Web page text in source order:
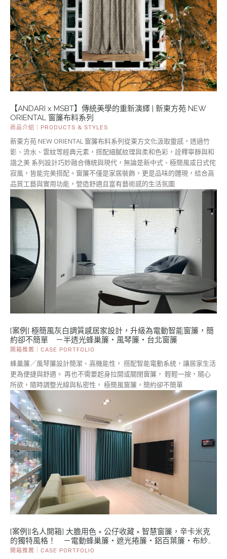
【ANDARI x MSBT】傳統美學的重新演繹 | 新東方苑 NEW
ORIENTAL 窗簾布料系列
商品介紹｜PRODUCTS & STYLES
新東方苑 NEW ORIENTAL 窗簾布料系列從東方文化汲取靈感，透過竹
影、流水、雲紋等經典元素，搭配細膩紋理與柔和色彩，詮釋寧靜與和
諧之美 系列設計巧妙融合傳統與現代，無論是新中式、極簡風或日式侘
寂風，皆能完美搭配。窗簾不僅是家居裝飾，更是品味的體現，結合高
品質工藝與實用功能，營造舒適且富有藝術感的生活氛圍
[案例] 極簡風灰白調質感居家設計，升級為電動智能窗簾，簡
約卻不簡單 －半透光蜂巢簾・風琴簾・台北窗簾
開箱推薦｜CASE PORTFOLIO
蜂巢簾／風琴簾設計簡潔、高機能性， 搭配智能電動系統，讓居家生活
更為便捷與舒適。 再也不需要起身拉開或關閉窗簾， 輕輕一按，隨心
所欲，隨時調整光線與私密性， 極簡風窗簾，簡約卻不簡單
[案例][名人開箱] 大膽用色 × 公仔收藏 × 智慧窗簾，辛卡米克
的獨特風格！ －電動蜂巢簾・遮光捲簾・鋁百葉簾・布紗
簾・桃園窗簾
開箱推薦｜CASE PORTFOLIO